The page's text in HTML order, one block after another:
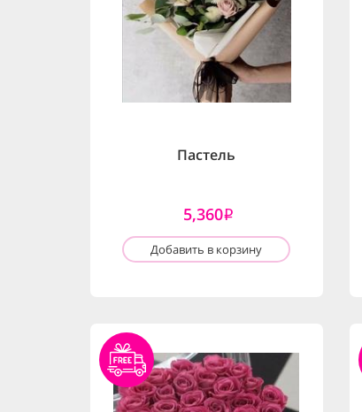
Пастель
5,360i
Добавить в корзину